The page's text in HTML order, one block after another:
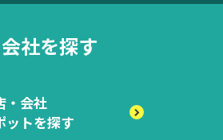
社を探す
・会社
ットを探す